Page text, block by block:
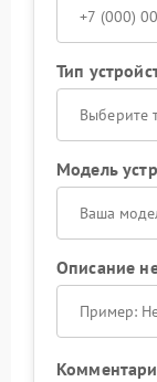
Тип
Выберите
Модель
Описание